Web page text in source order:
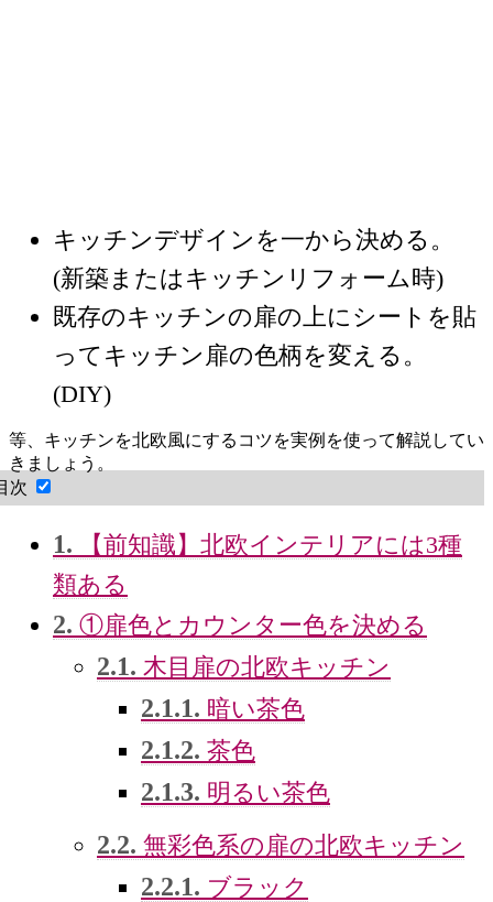
キッチンデザインを一から決める。
(新築またはキッチンリフォーム時)
既存のキッチンの扉の上にシートを貼
ってキッチン扉の色柄を変える。
(DIY)
等、キッチンを北欧風にするコツを実例を使って解説してい
きましょう。
次
1. 【前知識】北欧インテリアには3種
類ある
2. ①扉色とカウンター色を決める
2.1. 木目扉の北欧キッチン
2.1.1. 暗い茶色
2.1.2. 茶色
2.1.3. 明るい茶色
2.2. 無彩色系の扉の北欧キッチン
2.2.1. ブラック